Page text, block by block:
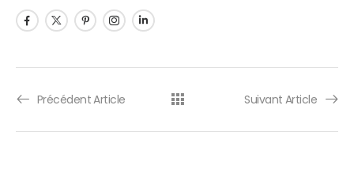
Précédent Article Suivant Article